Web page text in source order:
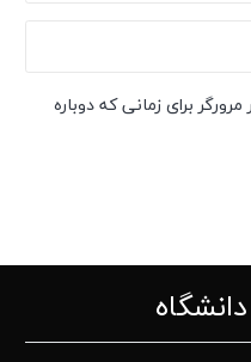
برای زمانی که دوباره